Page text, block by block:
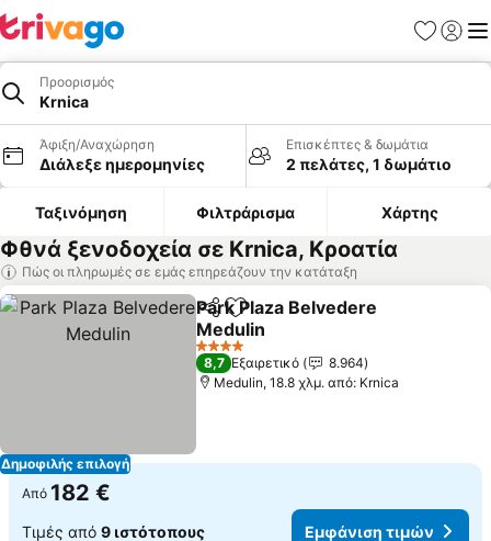
Προορισμός
Krnica
Άφιξη/Αναχώρηση
Διάλεξε ημερομηνίες
Επισκέπτες & δωμάτια
2 πελάτες, 1 δωμάτιο
Ταξινόμηση Φιλτράρισμα Χάρτης
Φθνά ξενοδοχεία σε Krnica, Κροατία
Πώς οι πληρωμές σε εμάς επηρεάζουν την κατάταξη
Δημοφιλής επιλογή
Κοινοποίηση
Προσθήκη στα αγαπημένα
Park Plaza Belvedere
Medulin
Εμφάνιση τιμών
4 Αστέρια
8,7 Εξαιρετικό
8.964
Medulin, 18.8 χλμ. από: Krnica
Από 182 €
Τιμές από 9 ιστότοπους Εμφάνιση τιμών